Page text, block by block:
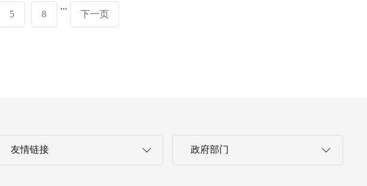
5
...
8 下一页
友情链接 政府部门